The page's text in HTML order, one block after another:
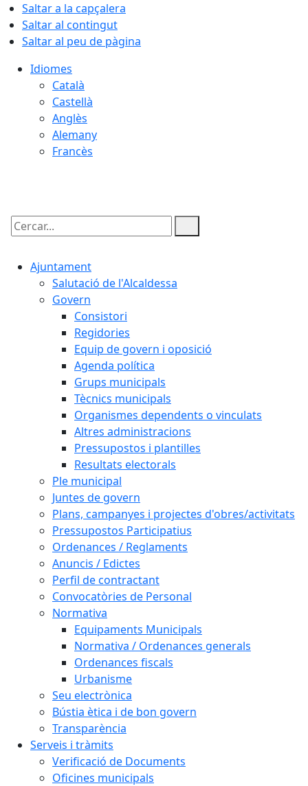
Saltar a la capçalera
Saltar al contingut
Saltar al peu de pàgina
Idiomes
Català
Castellà
Anglès
Alemany
Francès
Cercar:
Ajuntament
Salutació de l'Alcaldessa
Govern
Consistori
Regidories
Equip de govern i oposició
Agenda política
Grups municipals
Tècnics municipals
Organismes dependents o vinculats
Altres administracions
Pressupostos i plantilles
Resultats electorals
Ple municipal
Juntes de govern
Plans, campanyes i projectes d'obres/activitats
Pressupostos Participatius
Ordenances / Reglaments
Anuncis / Edictes
Perfil de contractant
Convocatòries de Personal
Normativa
Equipaments Municipals
Normativa / Ordenances generals
Ordenances fiscals
Urbanisme
Seu electrònica
Bústia ètica i de bon govern
Transparència
Serveis i tràmits
Verificació de Documents
Oficines municipals